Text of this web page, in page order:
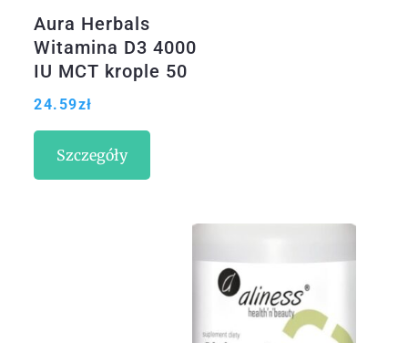
Aura Herbals
Witamina D3 4000
IU MCT krople 50
ml
24.59zł
Szczegóły